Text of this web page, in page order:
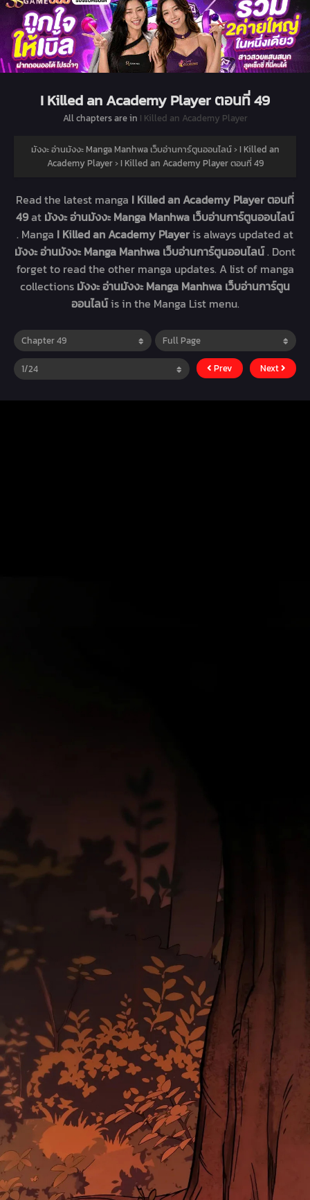
I Killed an Academy Player ตอนที่ 49
All chapters are in I Killed an Academy Player
มังงะ อ่านมังงะ Manga Manhwa เว็บอ่านการ์ตูนออนไลน์› I Killed an
Academy Player› I Killed an Academy Player ตอนที่ 49
Read the latest manga I Killed an Academy Player ตอนที่
49at มังงะ อ่านมังงะ Manga Manhwa เว็บอ่านการ์ตูนออนไลน์
. Manga I Killed an Academy Playeris always updated at
มังงะ อ่านมังงะ Manga Manhwa เว็บอ่านการ์ตูนออนไลน์. Dont
forget to read the other manga updates. A list of manga
collections มังงะ อ่านมังงะ Manga Manhwa เว็บอ่านการ์ตูน
ออนไลน์is in the Manga List menu.
Prev Next